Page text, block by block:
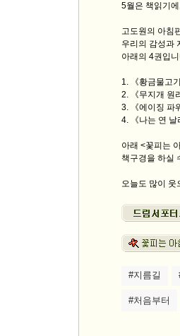
5월은 책읽기
고도원의 아침
우리의 감성과
아래의 4권입
1. 《황금물고
2. 《무지개 원
3. 《에이징 파
4. 《나는 연 날
아래 <꽃피는
책구경을 하실
오늘도 많이 웃
#지름길
#처음부터